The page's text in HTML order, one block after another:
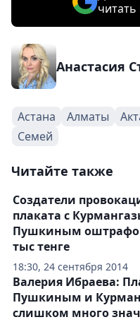
Анастасия
Астана Алматы
Семей
Читайте также
18:30, 24 сентября 2014
Создатели
плаката с
Пушкиным
тыс тенге
Валерия Ибраева:
Пушкиным и
слишком много